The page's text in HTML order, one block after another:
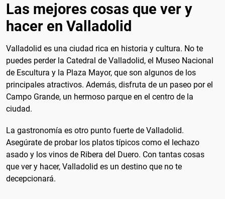
Las mejores cosas que ver y
hacer en Valladolid
Valladolid es una ciudad rica en historia y cultura. No te
puedes perder la Catedral de Valladolid, el Museo Nacional
de Escultura y la Plaza Mayor, que son algunos de los
principales atractivos. Además, disfruta de un paseo por el
Campo Grande, un hermoso parque en el centro de la
ciudad.
La gastronomía es otro punto fuerte de Valladolid.
Asegúrate de probar los platos típicos como el lechazo
asado y los vinos de Ribera del Duero. Con tantas cosas
que ver y hacer, Valladolid es un destino que no te
decepcionará.